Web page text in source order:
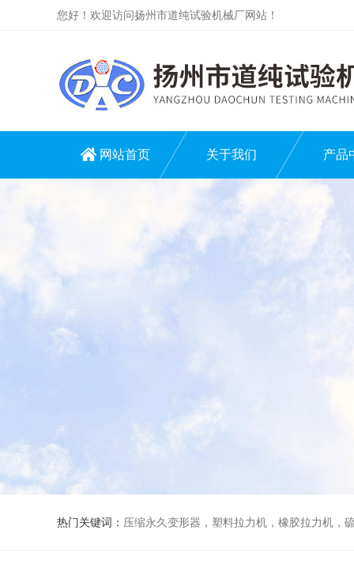
您好！欢迎访问扬州市道纯试验机械厂网站！
网站首页 关于我们 产品
热门关键词： 压缩永久变形器，塑料拉力机，橡胶拉力机，